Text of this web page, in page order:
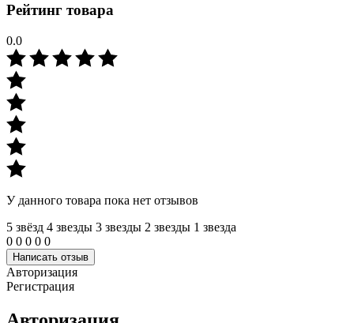
Рейтинг товара
0.0
У данного товара пока нет отзывов
5 звёзд 4 звeзды 3 звeзды 2 звeзды 1 звeзда
0 0 0 0 0
Написать отзыв
Авторизация
Регистрация